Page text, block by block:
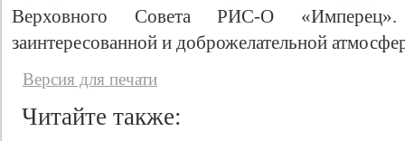
Верховного Совета РИС-О
заинтересованной и доброжелательной
Версия для печати
Читайте также: